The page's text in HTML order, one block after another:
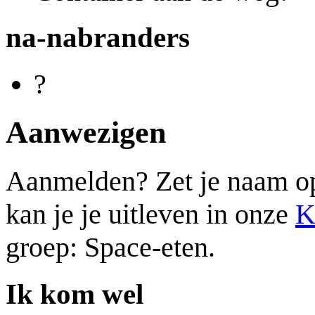
na-nabranders
?
Aanwezigen
Aanmelden? Zet je naam
kan je je uitleven in onze
groep: Space-eten.
Ik kom wel